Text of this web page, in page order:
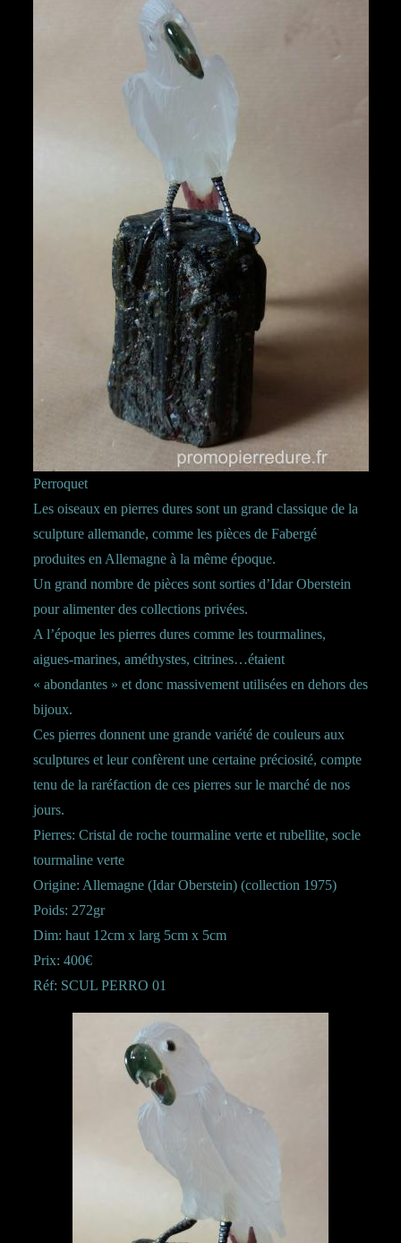
Perroquet
Les oiseaux en pierres dures sont un grand classique de la
sculpture allemande, comme les pièces de Fabergé
produites en Allemagne à la même époque.
Un grand nombre de pièces sont sorties d’Idar Oberstein
pour alimenter des collections privées.
A l’époque les pierres dures comme les tourmalines,
aigues-marines, améthystes, citrines…étaient
« abondantes » et donc massivement utilisées en dehors des
bijoux.
Ces pierres donnent une grande variété de couleurs aux
sculptures et leur confèrent une certaine préciosité, compte
tenu de la raréfaction de ces pierres sur le marché de nos
jours.
Pierres: Cristal de roche tourmaline verte et rubellite, socle
tourmaline verte
Origine: Allemagne (Idar Oberstein) (collection 1975)
Poids: 272gr
Dim: haut 12cm x larg 5cm x 5cm
Prix: 400€
Réf: SCUL PERRO 01